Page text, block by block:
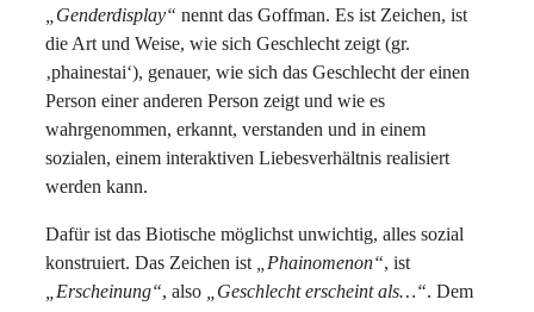
„Genderdisplay“ nennt das Goffman. Es ist Zeichen, ist
die Art und Weise, wie sich Geschlecht zeigt (gr.
‚phainestai‘), genauer, wie sich das Geschlecht der einen
Person einer anderen Person zeigt und wie es
wahrgenommen, erkannt, verstanden und in einem
sozialen, einem interaktiven Liebesverhältnis realisiert
werden kann.
Dafür ist das Biotische möglichst unwichtig, alles sozial
konstruiert. Das Zeichen ist
„Phainomenon“, ist
„Erscheinung“, also „Geschlecht erscheint als…“. Dem